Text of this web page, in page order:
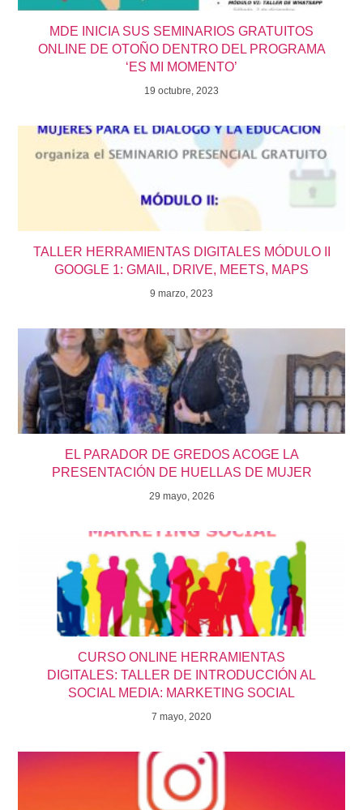
MDE INICIA SUS SEMINARIOS GRATUITOS
ONLINE DE OTOÑO DENTRO DEL PROGRAMA
‘ES MI MOMENTO’
19 octubre, 2023
TALLER HERRAMIENTAS DIGITALES MÓDULO II
GOOGLE 1: GMAIL, DRIVE, MEETS, MAPS
9 marzo, 2023
EL PARADOR DE GREDOS ACOGE LA
PRESENTACIÓN DE HUELLAS DE MUJER
29 mayo, 2026
CURSO ONLINE HERRAMIENTAS
DIGITALES: TALLER DE INTRODUCCIÓN AL
SOCIAL MEDIA: MARKETING SOCIAL
7 mayo, 2020